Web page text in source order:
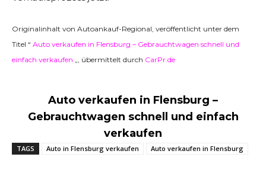
Originalinhalt von Autoankauf-Regional, veröffentlicht unter dem
Titel “ Auto verkaufen in Flensburg – Gebrauchtwagen schnell und
einfach verkaufen „, übermittelt durch CarPr.de
Auto verkaufen in Flensburg –
Gebrauchtwagen schnell und einfach
verkaufen
TAGS Auto in Flensburg verkaufen Auto verkaufen in Flensburg